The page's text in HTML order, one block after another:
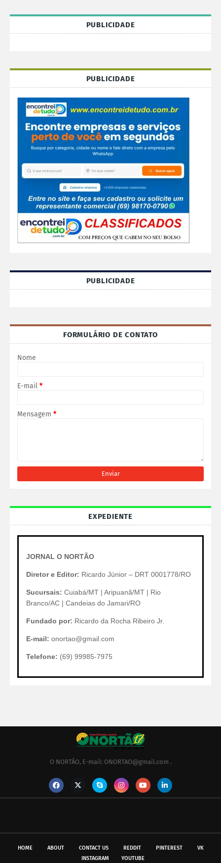
PUBLICIDADE
PUBLICIDADE
PUBLICIDADE
FORMULÁRIO DE CONTATO
Nome
E-mail *
Mensagem *
EXPEDIENTE
JORNAL O NORTÃO
Diretor e Editor: Ricardo Júnior – DRT 0001778/RO
Sucursais: Cuiabá/MT | Aripuanã/MT | Rio
Branco/AC | Candeias do Jamari/RO
Fundado por: Ricardo da Rocha Ribeiro Jr.
E-mail: onortao@gmail.com
Telefone: (69) 99985-7975
O NORTÃO, E-mail: ONORTAO@gmail.com .
HOME ABOUT CONTACT US REDDIT PINTEREST
VK
INSTAGRAM
YOUTUBE